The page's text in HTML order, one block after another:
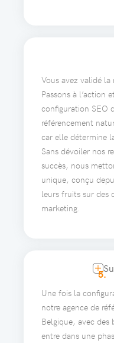
Vous avez validé la
Passons à l’action
configuration SEO
référencement
car elle détermine
Sans dévoiler nos
succès, nous
unique, conçu
leurs fruits sur des
marketing.
5.
Une fois la
notre agence de
Belgique, avec des
entre dans une